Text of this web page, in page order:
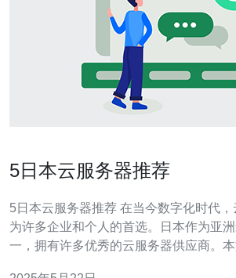
5日本云服务器推荐
5日本云服务器推荐 在当今数字化时代，云服务器已经成
为许多企业和个人的首选。日本作为亚
一，拥有许多优秀的云服务器供应商。